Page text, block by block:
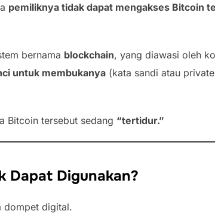
pemiliknya tidak dapat mengakses Bitcoin
bernama blockchain, yang diawasi oleh
untuk membukanya (kata sandi atau
Bitcoin tersebut sedang “tertidur.”
Dapat Digunakan?
dompet digital.